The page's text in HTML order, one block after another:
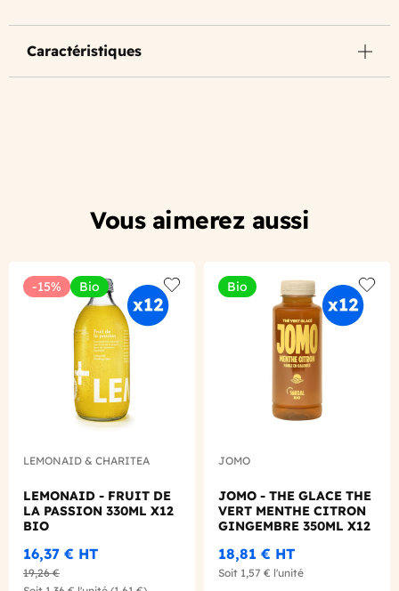
Caractéristiques
Vous aimerez aussi
-15% Bio
Add to wishlist
LEMONAID & CHARITEA
LEMONAID - FRUIT DE
LA PASSION 330ML X12
BIO
16,37 € HT
19,26 €
Bio
Add
JOMO
JOMO - THE GLACE THE
VERT MENTHE CITRON
GINGEMBRE 350ML X12
18,81 € HT
Soit 1,57 € l'unité